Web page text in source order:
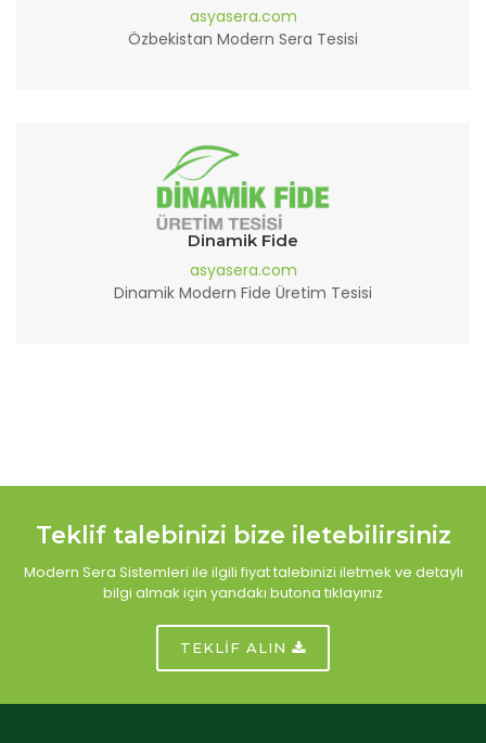
asyasera.com
Özbekistan Modern Sera Tesisi
Dinamik Fide
asyasera.com
Dinamik Modern Fide Üretim Tesisi
Teklif talebinizi bize iletebilirsiniz
Modern Sera Sistemleri ile ilgili fiyat talebinizi iletmek ve detaylı
bilgi almak için yandakı butona tıklayınız
TEKLİF ALIN